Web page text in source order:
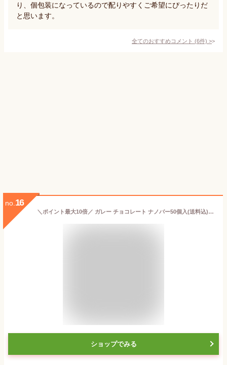
り、個包装になっているので配りやすくご希望にぴったりだ
と思います。
全てのおすすめコメント (6件) >
no. 16
＼ポイント最大10倍／ ガレー チョコレート ナノバー50個入(送料込) 缶 入り 詰め合わせ 2026 ギフト チョコ お菓子 大量 大容量 ばらまき 個包装 小分け おしゃれ かわいい 高級 会社 職場 退職 祝い 挨拶 お礼 内祝い お返し 誕生日 プレゼント 母の日 早割
ショップでみる